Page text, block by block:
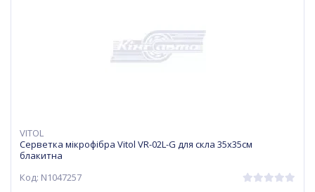
VITOL
Серветка мікрофібра Vitol VR-02L-G для скла 35х35см
блакитна
Код: N1047257